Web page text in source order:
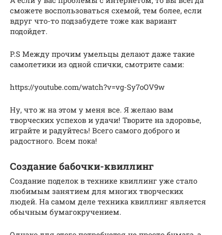
сможете воспользоваться схемой, тем более, если
вдруг что-то подзабудете тоже как вариант
подойдет.
P.S Между прочим умельцы делают даже такие
самолетики из одной спички, смотрите сами:
https://youtube.com/watch?v=vg-Sy7oOV9w
Ну, что ж на этом у меня все. Я желаю вам
творческих успехов и удачи! Творите на здоровье,
играйте и радуйтесь! Всего самого доброго и
радостного. Всем пока!
Создание бабочки-квиллинг
Создание поделок в технике квиллинг уже стало
любимым занятием для многих творческих
людей. На самом деле техника квиллинг является
обычным бумагокручением.